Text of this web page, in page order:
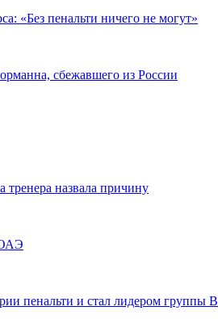
«Без пенальти ничего не могут»
сбежавшего из России
назвала причину
пенальти и стал лидером группы В